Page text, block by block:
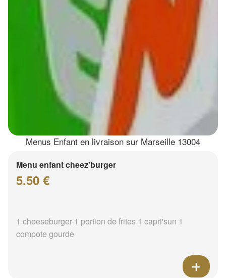
Menus Enfant en livraison sur Marseille 13004
Menu enfant cheez'burger
5.50 €
1 cheeseburger 1 portion de frites 1 capri'sun 1
compote gourde